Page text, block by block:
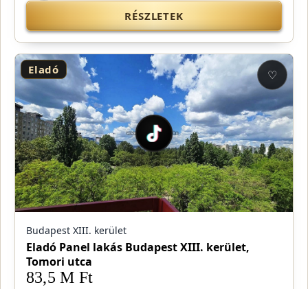
RÉSZLETEK
Eladó ♡
Budapest XIII. kerület
Eladó Panel lakás Budapest XIII. kerület,
Tomori utca
83,5 M Ft